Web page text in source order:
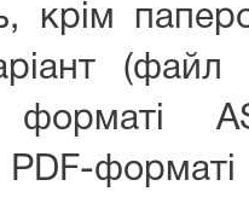
крім
форматі